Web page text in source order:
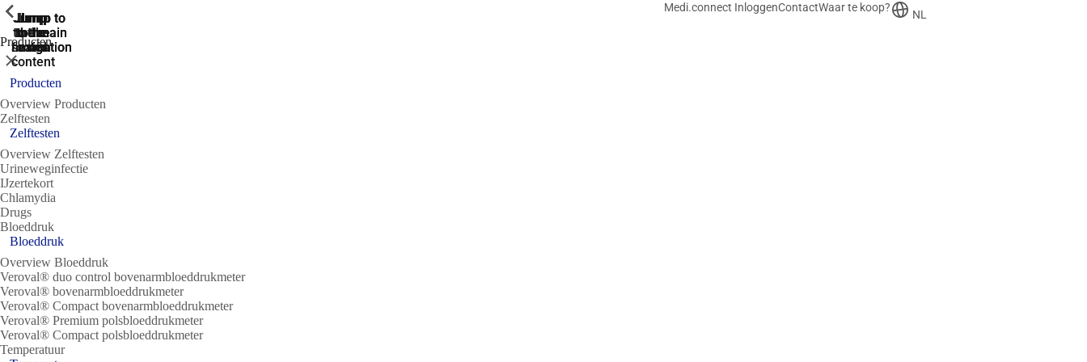
Jump
to the
search
Jump to
the main
navigation
Jump to
the main
navigation
Jump
to the
main
content
Jump
to the
footer
Medi.connect InloggenContactWaar te koop?
NL
Producten
ShowPrevious
Sluit
Producten
Overview Producten
Zelftesten
ShowPrevious
Zelftesten
Overview Zelftesten
Urineweginfectie
IJzertekort
Chlamydia
Drugs
Bloeddruk
ShowPrevious
Bloeddruk
Overview Bloeddruk
Veroval® duo control bovenarmbloeddrukmeter
Veroval® bovenarmbloeddrukmeter
Veroval® Compact bovenarmbloeddrukmeter
Veroval® Premium polsbloeddrukmeter
Veroval® Compact polsbloeddrukmeter
Temperatuur
ShowPrevious
ShowPrevious
ShowPrevious
ShowPrevious
ShowPrevious
ShowPrevious